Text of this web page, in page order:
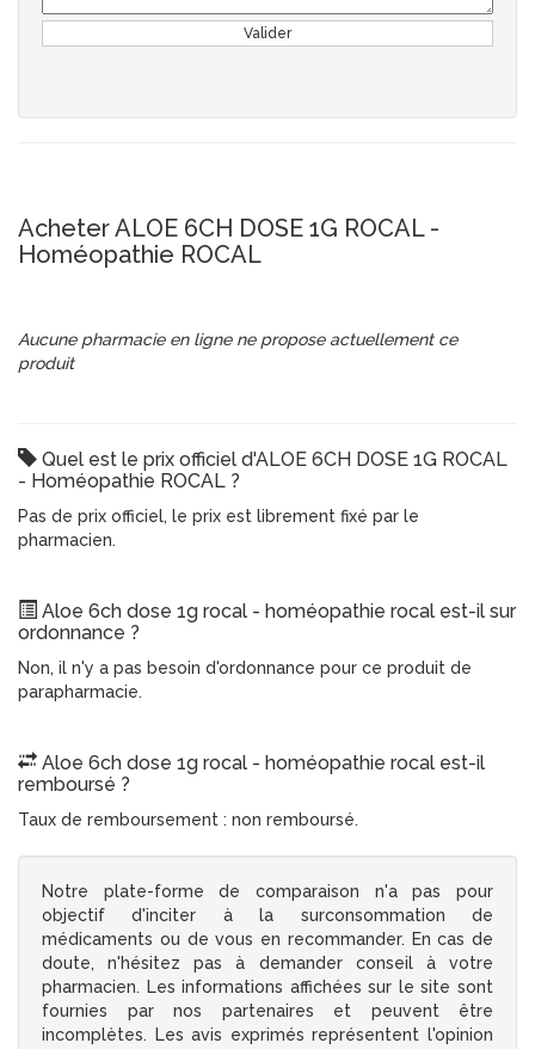
Valider
Acheter ALOE 6CH DOSE 1G ROCAL -
Homéopathie ROCAL
Aucune pharmacie en ligne ne propose actuellement ce
produit
Quel est le prix officiel d'ALOE 6CH DOSE 1G ROCAL
- Homéopathie ROCAL ?
Pas de prix officiel, le prix est librement fixé par le
pharmacien.
Aloe 6ch dose 1g rocal - homéopathie rocal est-il sur
ordonnance ?
Non, il n'y a pas besoin d'ordonnance pour ce produit de
parapharmacie.
Aloe 6ch dose 1g rocal - homéopathie rocal est-il
remboursé ?
Taux de remboursement : non remboursé.
Notre plate-forme de comparaison n'a pas pour
objectif d'inciter à la surconsommation de
médicaments ou de vous en recommander. En cas de
doute, n'hésitez pas à demander conseil à votre
pharmacien. Les informations affichées sur le site sont
fournies par nos partenaires et peuvent être
incomplètes. Les avis exprimés représentent l'opinion